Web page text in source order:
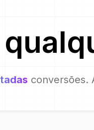
conversões.